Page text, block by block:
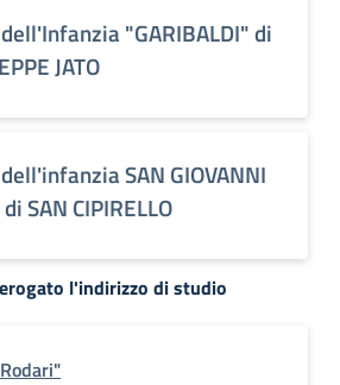
"GARIBALDI" di
JATO
SAN GIOVANNI
di SAN CIPIRELLO
l'indirizzo di studio